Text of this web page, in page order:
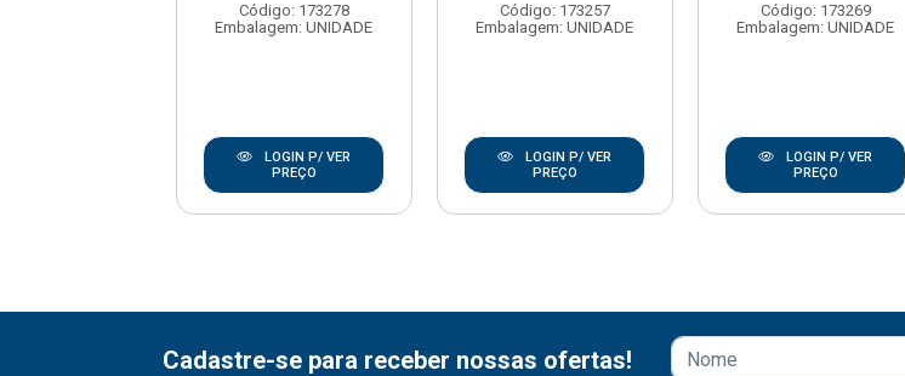
Código: 173278
Embalagem: UNIDADE
LOGIN P/ VER
PREÇO
Código: 173257
Embalagem: UNIDADE
LOGIN P/ VER
PREÇO
Código: 173269
Embalagem: UNIDADE
LOGIN P/ VER
PREÇO
Cadastre-se para receber nossas ofertas!